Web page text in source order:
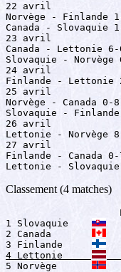
22 avril
Norvège - Finlande
Canada - Slovaquie
23 avril
Canada - Lettonie
Slovaquie -
24 avril
Finlande - Lettonie
25 avril
Norvège - Canada
Slovaquie -
26 avril
Lettonie - Norvège
27 avril
Finlande - Canada
Lettonie -
Classement (4 matches)
1 Slovaquie
2 Canada
3 Finlande
4 Lettonie
5 Norvège